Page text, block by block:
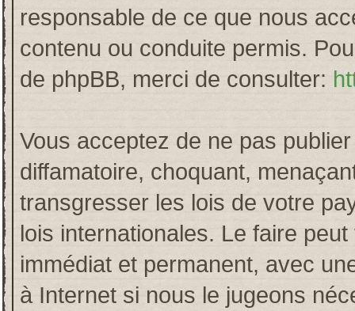
responsable de ce que nous
contenu ou conduite permis.
de phpBB, merci de consulter:
Vous acceptez de ne pas
diffamatoire, choquant,
transgresser les lois de votre
lois internationales. Le faire
immédiat et permanent, avec
à Internet si nous le jugeons